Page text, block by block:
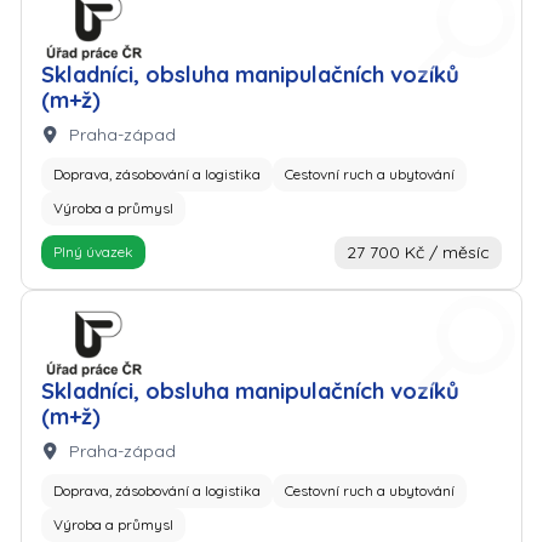
Skladníci, obsluha manipulačních vozíků
(m+ž)
Zaměstnavatel: Úřad práce
Lokalita:
Praha-západ
Doprava, zásobování a logistika
Cestovní ruch a ubytování
Výroba a průmysl
Plný úvazek 27 700 Kč / měsíc
Skladníci, obsluha manipulačních vozíků
(m+ž)
Zaměstnavatel: Úřad práce
Lokalita:
Praha-západ
Doprava, zásobování a logistika
Cestovní ruch a ubytování
Výroba a průmysl